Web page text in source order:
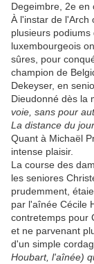
Degeimbre, 2e en
À l'instar de l'Arch
plusieurs
luxembourgeois
sûres, pour
champion de
Dekeyser, en
Dieudonné dès la
voie, sans pour
La distance du
Quant à Michaël
intense plaisir.
La course des
les seniores
prudemment,
par l'aînée Cécile
contretemps pour
et ne parvenant
d'un simple
Houbart, l'aînée)